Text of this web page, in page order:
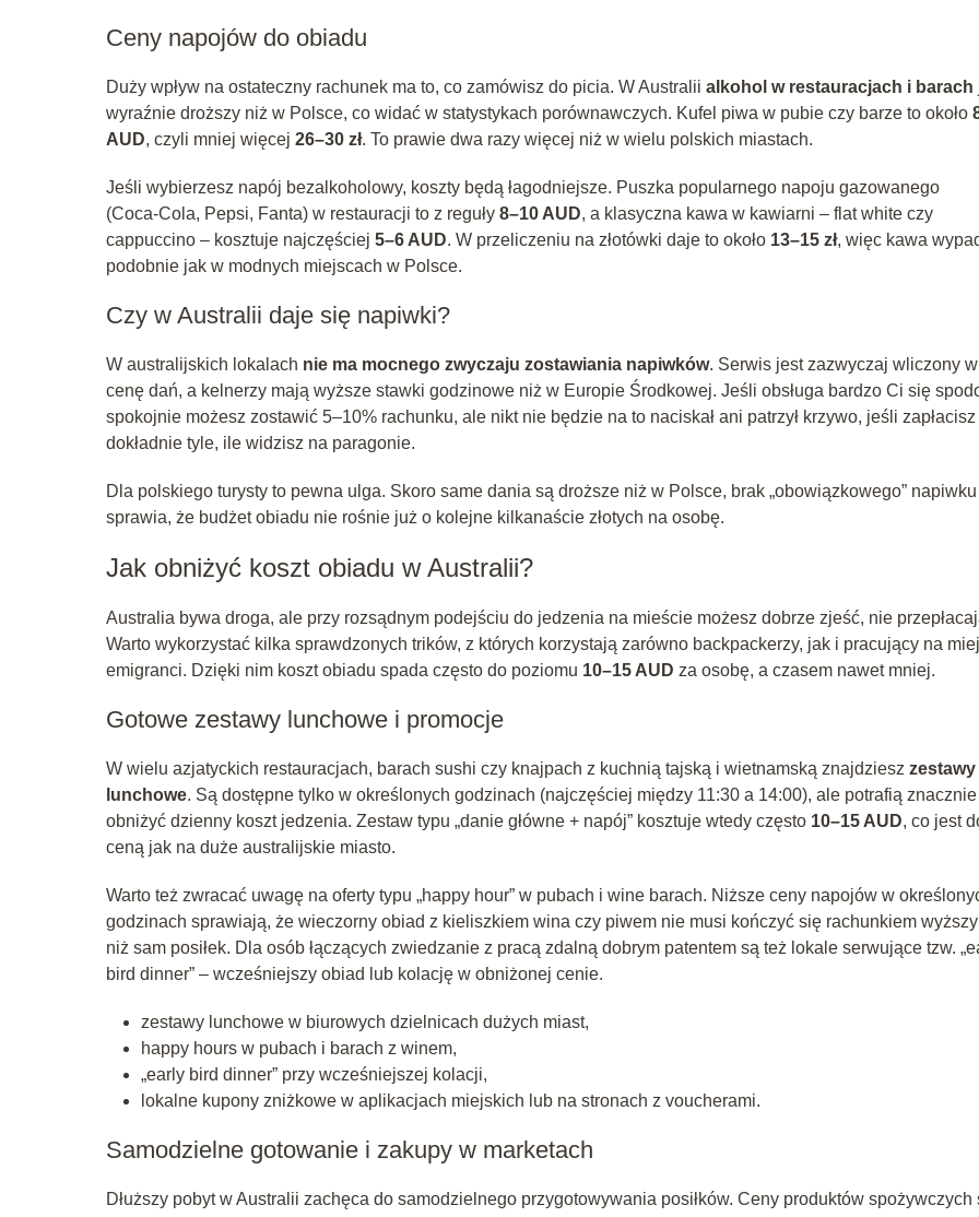
Ceny napojów do obiadu
Duży wpływ na ostateczny rachunek ma to, co zamówisz do picia. W Australii alkohol w restauracjach i barach
wyraźnie droższy niż w Polsce, co widać w statystykach porównawczych. Kufel piwa w pubie czy barze to około
AUD, czyli mniej więcej 26–30 zł. To prawie dwa razy więcej niż w wielu polskich miastach.
Jeśli wybierzesz napój bezalkoholowy, koszty będą łagodniejsze. Puszka popularnego napoju gazowanego
(Coca‑Cola, Pepsi, Fanta) w restauracji to z reguły 8–10 AUD, a klasyczna kawa w kawiarni – flat white czy
cappuccino – kosztuje najczęściej 5–6 AUD. W przeliczeniu na złotówki daje to około 13–15 zł, więc kawa
podobnie jak w modnych miejscach w Polsce.
Czy w Australii daje się napiwki?
W australijskich lokalach nie ma mocnego zwyczaju zostawiania napiwków. Serwis jest zazwyczaj wliczony w
cenę dań, a kelnerzy mają wyższe stawki godzinowe niż w Europie Środkowej. Jeśli obsługa bardzo Ci się
spokojnie możesz zostawić 5–10% rachunku, ale nikt nie będzie na to naciskał ani patrzył krzywo, jeśli zapłacisz
dokładnie tyle, ile widzisz na paragonie.
Dla polskiego turysty to pewna ulga. Skoro same dania są droższe niż w Polsce, brak „obowiązkowego” napiwku
sprawia, że budżet obiadu nie rośnie już o kolejne kilkanaście złotych na osobę.
Jak obniżyć koszt obiadu w Australii?
Australia bywa droga, ale przy rozsądnym podejściu do jedzenia na mieście możesz dobrze zjeść, nie
Warto wykorzystać kilka sprawdzonych trików, z których korzystają zarówno backpackerzy, jak i pracujący na
emigranci. Dzięki nim koszt obiadu spada często do poziomu 10–15 AUD za osobę, a czasem nawet mniej.
Gotowe zestawy lunchowe i promocje
W wielu azjatyckich restauracjach, barach sushi czy knajpach z kuchnią tajską i wietnamską znajdziesz zestawy
lunchowe. Są dostępne tylko w określonych godzinach (najczęściej między 11:30 a 14:00), ale potrafią znacznie
obniżyć dzienny koszt jedzenia. Zestaw typu „danie główne + napój” kosztuje wtedy często 10–15 AUD, co jest
ceną jak na duże australijskie miasto.
Warto też zwracać uwagę na oferty typu „happy hour” w pubach i wine barach. Niższe ceny napojów w
godzinach sprawiają, że wieczorny obiad z kieliszkiem wina czy piwem nie musi kończyć się rachunkiem
niż sam posiłek. Dla osób łączących zwiedzanie z pracą zdalną dobrym patentem są też lokale serwujące tzw.
bird dinner” – wcześniejszy obiad lub kolację w obniżonej cenie.
zestawy lunchowe w biurowych dzielnicach dużych miast,
happy hours w pubach i barach z winem,
„early bird dinner” przy wcześniejszej kolacji,
lokalne kupony zniżkowe w aplikacjach miejskich lub na stronach z voucherami.
Samodzielne gotowanie i zakupy w marketach
Dłuższy pobyt w Australii zachęca do samodzielnego przygotowywania posiłków. Ceny produktów spożywczych